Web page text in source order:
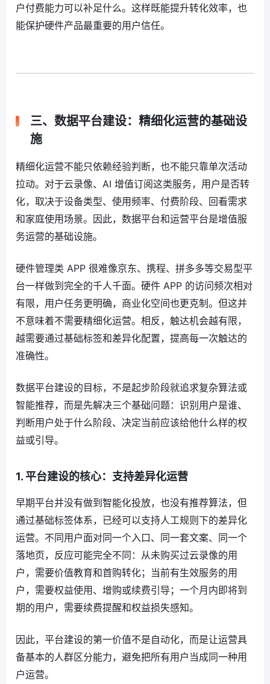
户付费能力可以补足什么。这样既能提升转化效率，也
能保护硬件产品最重要的用户信任。
三、数据平台建设：精细化运营的基础设
施
精细化运营不能只依赖经验判断，也不能只靠单次活动
拉动。对于云录像、AI 增值订阅这类服务，用户是否转
化，取决于设备类型、使用频率、付费阶段、回看需求
和家庭使用场景。因此，数据平台和运营平台是增值服
务运营的基础设施。
硬件管理类 APP 很难像京东、携程、拼多多等交易型平
台一样做到完全的千人千面。硬件 APP 的访问频次相对
有限，用户任务更明确，商业化空间也更克制。但这并
不意味着不需要精细化运营。相反，触达机会越有限，
越需要通过基础标签和差异化配置，提高每一次触达的
准确性。
数据平台建设的目标，不是起步阶段就追求复杂算法或
智能推荐，而是先解决三个基础问题：识别用户是谁、
判断用户处于什么阶段、决定当前应该给他什么样的权
益或引导。
1. 平台建设的核心：支持差异化运营
早期平台并没有做到智能化投放，也没有推荐算法，但
通过基础标签体系，已经可以支持人工规则下的差异化
运营。不同用户面对同一个入口、同一套文案、同一个
落地页，反应可能完全不同：从未购买过云录像的用
户，需要价值教育和首购转化；当前有生效服务的用
户，需要权益使用、增购或续费引导；一个月内即将到
期的用户，需要续费提醒和权益损失感知。
因此，平台建设的第一价值不是自动化，而是让运营具
备基本的人群区分能力，避免把所有用户当成同一种用
户运营。